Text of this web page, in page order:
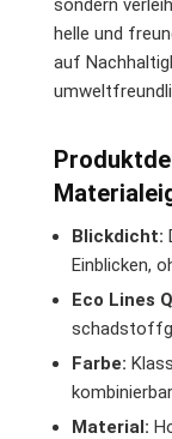
sondern
helle und
auf
Blickdicht:
Einblicken,
Eco Lines
Farbe:
Material: